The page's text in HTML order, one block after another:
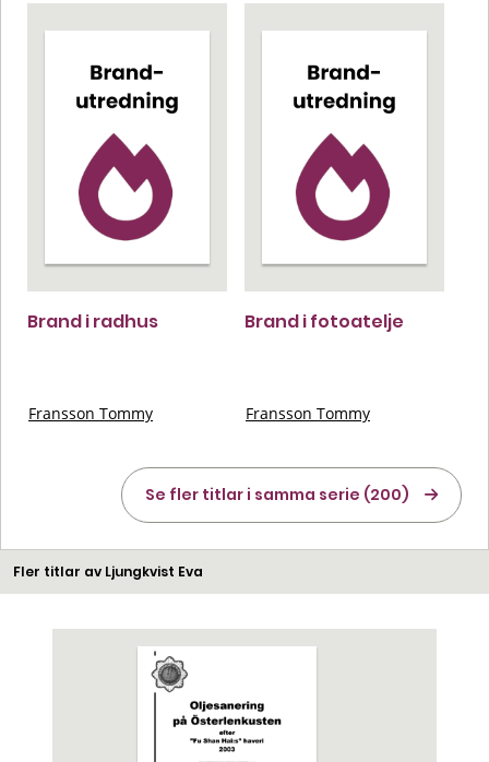
Brand i radhus
Fransson Tommy
Brand i fotoatelje
Fransson Tommy
Se fler titlar i samma serie (200)
Fler titlar av Ljungkvist Eva